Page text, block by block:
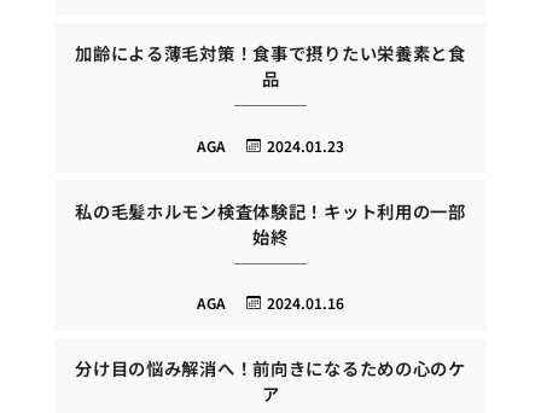
加齢による薄毛対策！食事で摂りたい栄養素と食
品
2024.01.23
AGA
私の毛髪ホルモン検査体験記！キット利用の一部
始終
2024.01.16
AGA
分け目の悩み解消へ！前向きになるための心のケ
ア